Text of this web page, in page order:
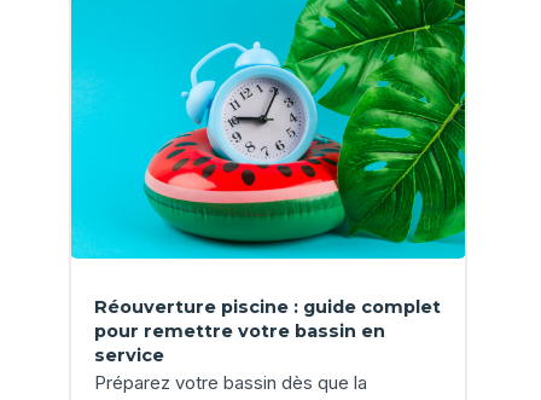
Réouverture piscine : guide complet
pour remettre votre bassin en
service
Préparez votre bassin dès que la